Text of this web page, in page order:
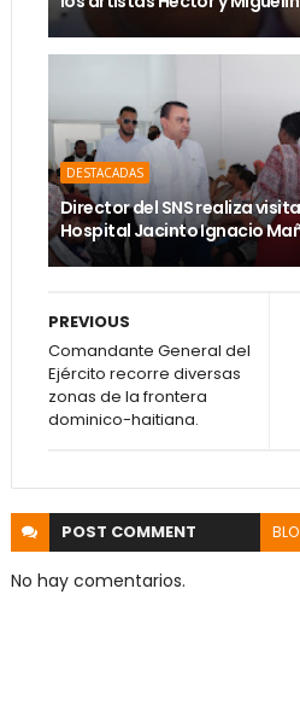
DESTACADAS
Director del SNS realiza
Hospital Jacinto Ignacio
PREVIOUS
Comandante General del
Ejército recorre diversas
zonas de la frontera
dominico-haitiana.
POST COMMENT
No hay comentarios.